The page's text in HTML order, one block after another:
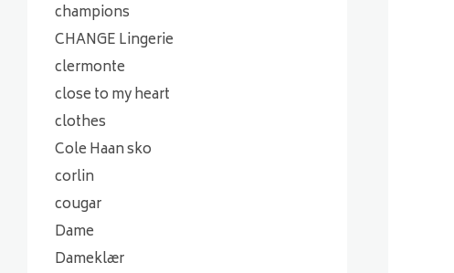
champions
CHANGE Lingerie
clermonte
close to my heart
clothes
Cole Haan sko
corlin
cougar
Dame
Dameklær